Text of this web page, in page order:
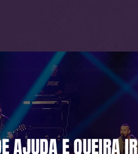
AJUDA E QUEIRA IR